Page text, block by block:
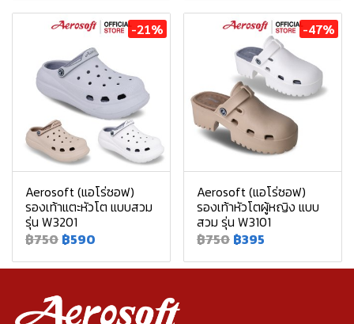
-21%
Aerosoft (แอโร่ซอฟ)
รองเท้าแตะหัวโต แบบสวม
รุ่น W3201
฿750 ฿590
-47%
Aerosoft (แอโร่ซอฟ)
รองเท้าหัวโตผู้หญิง แบบ
สวม รุ่น W3101
฿750 ฿395